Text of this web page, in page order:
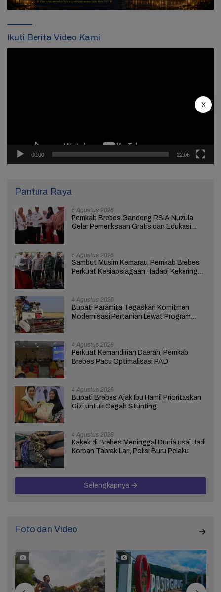
Ikuti Berita Video Kami
00:00 22:06
Pantura Raya
5 Agustus 2026
Pemkab Brebes Gandeng RSIA Nuzula
Gelar Pemeriksaan Gratis dan Edukasi
5 Agustus 2026
Sambut Musim Kemarau, Pemkab Brebes
Perkuat Kesiapsiagaan Hadapi Kekeringan
4 Agustus 2026
Bupati Paramita Tegaskan Komitmen
Modernisasi Pertanian Lewat Program
4 Agustus 2026
Perkuat Kemandirian Daerah, Pemkab
Brebes Pacu Optimalisasi PAD
4 Agustus 2026
Bupati Brebes Ajak Ibu Hamil Prioritaskan
Gizi untuk Cegah Stunting
4 Agustus 2026
Kakek di Brebes Meninggal Dunia usai Jadi
Korban Tabrak Lari, Polisi Buru Pelaku
Selengkapnya
Foto dan Video
X